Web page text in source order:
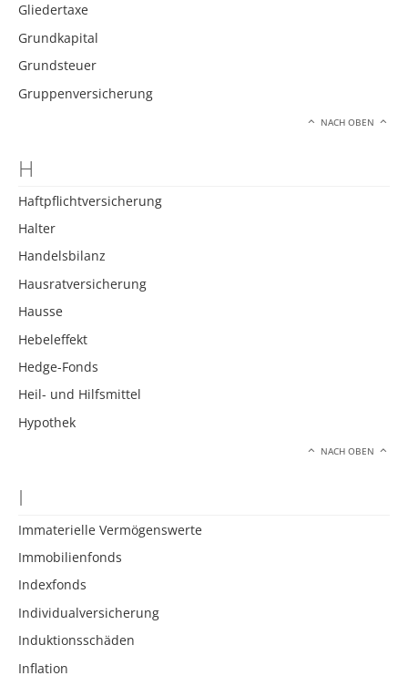
Gliedertaxe
Grundkapital
Grundsteuer
Gruppenversicherung
NACH OBEN
H
Haftpflichtversicherung
Halter
Handelsbilanz
Hausratversicherung
Hausse
Hebeleffekt
Hedge-Fonds
Heil- und Hilfsmittel
Hypothek
NACH OBEN
I
Immaterielle Vermögenswerte
Immobilienfonds
Indexfonds
Individualversicherung
Induktionsschäden
Inflation